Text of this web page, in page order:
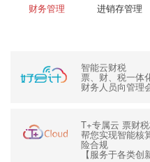
财务管理 进销存管理
智能云财税
票、财、税一体
财务人员向管理
T+专属云 票财
帮您实现智能核
险合规
【服务于各类创